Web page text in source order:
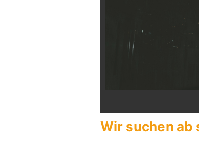
Wir suchen ab